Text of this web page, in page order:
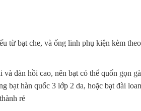
từ bạt che, và ống linh phụ kiện kèm
đàn hồi cao, nên bạt có thể quốn gọn
bạt hàn quốc 3 lớp 2 da, hoặc bạt đài
rẻ